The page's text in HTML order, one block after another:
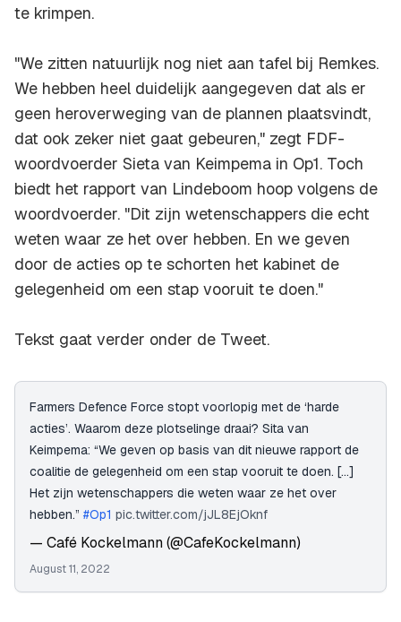
te krimpen.
"We zitten natuurlijk nog niet aan tafel bij Remkes.
We hebben heel duidelijk aangegeven dat als er
geen heroverweging van de plannen plaatsvindt,
dat ook zeker niet gaat gebeuren," zegt FDF-
woordvoerder Sieta van Keimpema in Op1. Toch
biedt het rapport van Lindeboom hoop volgens de
woordvoerder. "Dit zijn wetenschappers die echt
weten waar ze het over hebben. En we geven
door de acties op te schorten het kabinet de
gelegenheid om een stap vooruit te doen."
Tekst gaat verder onder de Tweet.
Farmers Defence Force stopt voorlopig met de ‘harde
acties’. Waarom deze plotselinge draai? Sita van
Keimpema: “We geven op basis van dit nieuwe rapport de
coalitie de gelegenheid om een stap vooruit te doen. [...]
Het zijn wetenschappers die weten waar ze het over
hebben.” #Op1 pic.twitter.com/jJL8EjOknf
— Café Kockelmann (@CafeKockelmann)
August 11, 2022